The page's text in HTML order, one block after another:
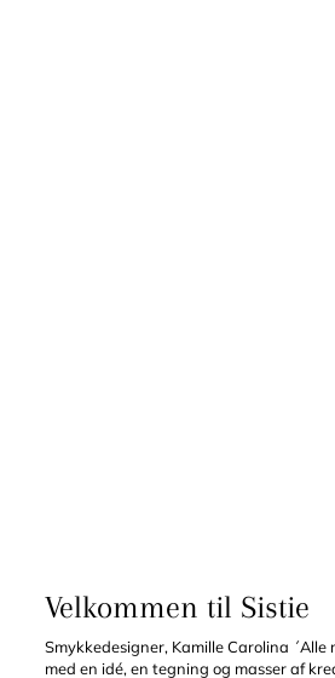
Velkommen til Sistie
Smykkedesigner, Kamille Carolina
med en idé, en tegning og masser af